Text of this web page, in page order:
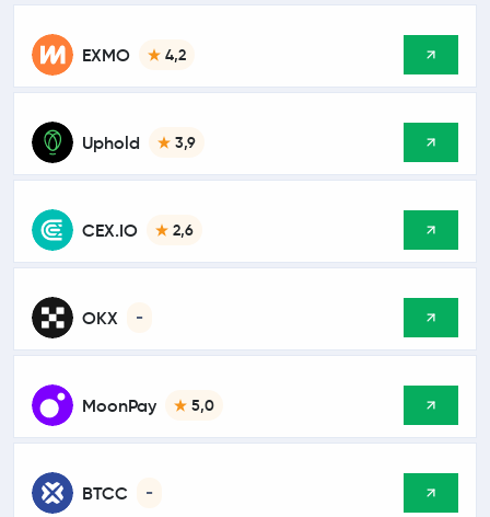
EXMO 4,2
Uphold 3,9
CEX.IO 2,6
OKX -
MoonPay 5,0
BTCC -